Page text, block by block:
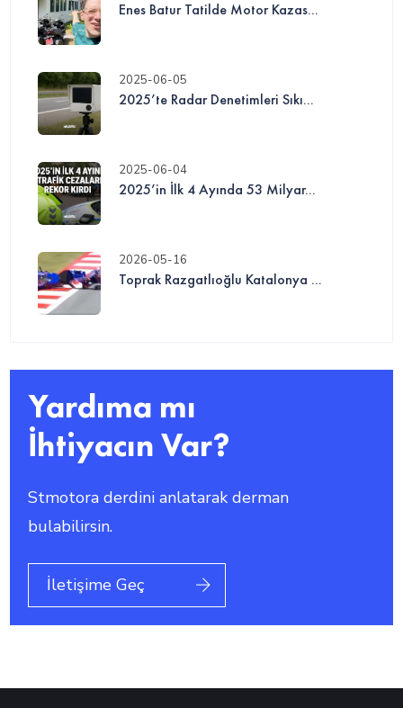
Enes Batur Tatilde Motor Kazas...
2025-06-05
2025’te Radar Denetimleri Sıkı...
2025-06-04
2025’in İlk 4 Ayında 53 Milyar...
2026-05-16
Toprak Razgatlıoğlu Katalonya ...
Yardıma mı
İhtiyacın Var?
Stmotora derdini anlatarak derman
bulabilirsin.
İletişime Geç